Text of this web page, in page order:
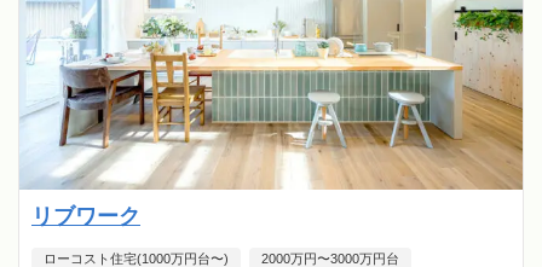
リブワーク
ローコスト住宅(1000万円台〜) 2000万円〜3000万円台